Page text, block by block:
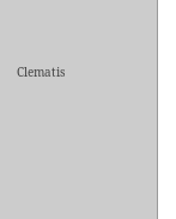
Clematis